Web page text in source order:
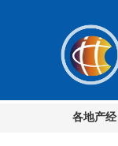
各地产经